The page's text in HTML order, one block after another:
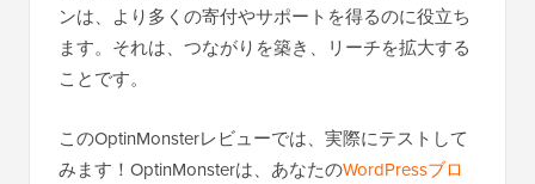
ンは、より多くの寄付やサポートを得るのに役立ち
ます。それは、つながりを築き、リーチを拡大する
ことです。
このOptinMonsterレビューでは、実際にテストして
みます！OptinMonsterは、あなたのWordPressブロ